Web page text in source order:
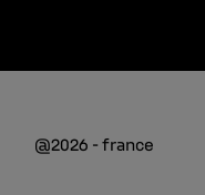
@2026 - france